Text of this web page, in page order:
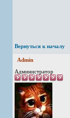
Вернуться к началу
Admin
Администратор